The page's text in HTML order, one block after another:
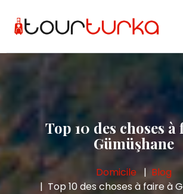
Top 10 des choses à
Gümüşhane
Domicile
Blog
Top 10 des choses à faire à